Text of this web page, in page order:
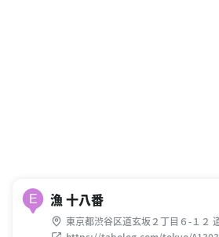
E 漁 十八番
東京都渋谷区道玄坂２丁目６-１２